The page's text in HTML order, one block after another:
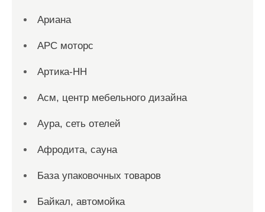
Ариана
АРС моторс
Артика-НН
Асм, центр мебельного дизайна
Аура, сеть отелей
Афродита, сауна
База упаковочных товаров
Байкал, автомойка